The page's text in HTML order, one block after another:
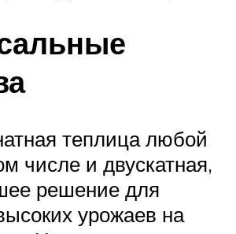
теплица любой
числе и двускатная,
решение для
урожаев на